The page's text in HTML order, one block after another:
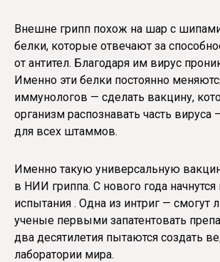
Внешне грипп похож на шар с
белки, которые отвечают за
от антител. Благодаря им вирус
Именно эти белки постоянно
иммунологов — сделать вакцину,
организм распознавать часть
для всех штаммов.
Именно такую универсальную
в НИИ гриппа. С нового года
испытания . Одна из интриг — смогут
ученые первыми запатентовать
два десятилетия пытаются создать
лаборатории мира.